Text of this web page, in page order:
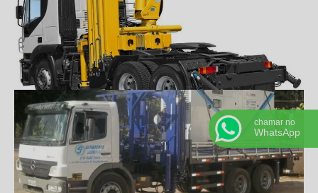
chamar no
WhatsApp